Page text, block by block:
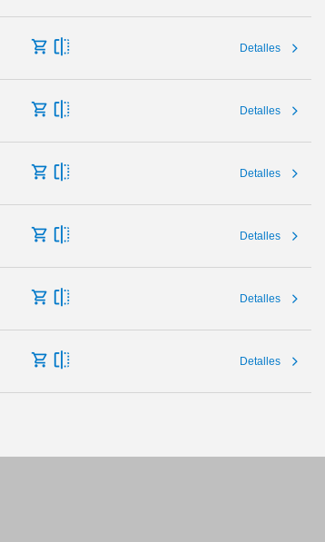
Detalles
Detalles
Detalles
Detalles
Detalles
Detalles